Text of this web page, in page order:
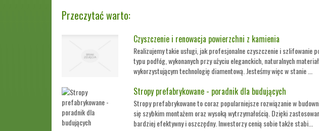
Przeczytać warto:
Czyszczenie i renowacja powierzchni z kamienia
Realizujemy takie usługi, jak profesjonalne czyszczenie i szlifowanie
typu podłóg, wykonanych przy użyciu eleganckich, naturalnych
wykorzystującym technologię diamentową. Jesteśmy więc w stanie ...
Stropy prefabrykowane - poradnik dla budujących
Stropy prefabrykowane to coraz popularniejsze rozwiązanie w
się szybkim montażem oraz wysoką wytrzymałością. Dzięki
bardziej efektywny i oszczędny. Inwestorzy cenią sobie także stabi...